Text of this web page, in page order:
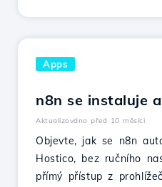
Apps
n8n se instaluje
Aktualizováno před 10 měsíci
Objevte, jak se n8n
Hostico, bez ručního
přímý přístup z